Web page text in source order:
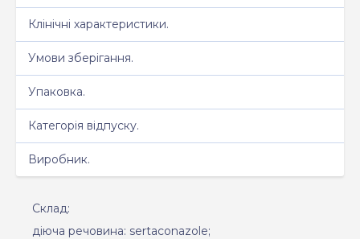
Клінічні характеристики.
Умови зберігання.
Упаковка.
Категорія відпуску.
Виробник.
Склад:
діюча речовина: sertaconazole;